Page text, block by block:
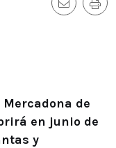
de
en junio de
y